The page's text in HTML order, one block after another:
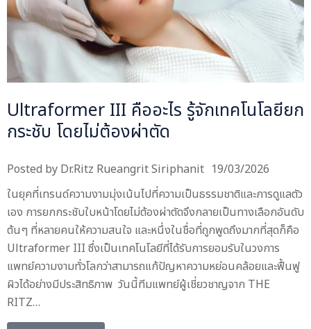
Ultraformer III คืออะไร รู้จักเทคโนโลยียก
กระชับ โดยไม่ต้องผ่าตัด
Posted by Dr.Ritz Rueangrit Siriphanit 19/03/2026
ในยุคที่เทรนด์ความงามมุ่งเน้นไปที่ความเป็นธรรมชาติและการดูแลตัว
เอง การยกกระชับใบหน้าโดยไม่ต้องผ่าตัดจึงกลายเป็นทางเลือกอันดับ
ต้นๆ ที่หลายคนให้ความสนใจ และหนึ่งในชื่อที่ถูกพูดถึงมากที่สุดก็คือ
Ultraformer III ซึ่งเป็นเทคโนโลยีที่ได้รับการยอมรับในวงการ
แพทย์ความงามทั่วโลกว่าสามารถแก้ปัญหาความหย่อนคล้อยและฟื้นฟู
ผิวได้อย่างมีประสิทธิภาพ วันนี้ทีมแพทย์ผู้เชี่ยวชาญจาก THE
RITZ…